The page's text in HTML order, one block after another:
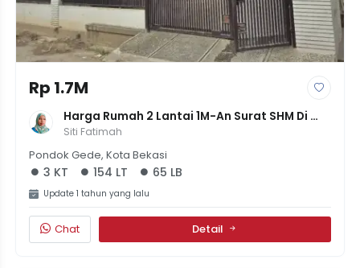
Rp 1.7M
Harga Rumah 2 Lantai 1M-An Surat SHM Di
Pondok Gede
Siti Fatimah
Pondok Gede, Kota Bekasi
3 KT 154 LT 65 LB
Update 1 tahun yang lalu
Chat Detail